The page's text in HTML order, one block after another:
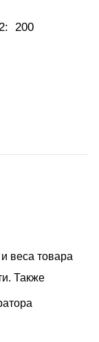
200
веса товара
Также